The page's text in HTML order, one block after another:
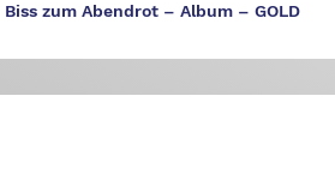
Biss zum Abendrot – Album – GOLD